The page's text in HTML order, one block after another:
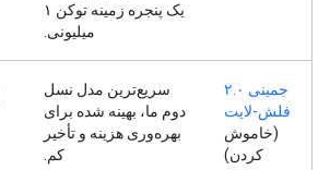
یک پنجره زمینه توکن ۱
میلیونی.
جمینی ۲.۰
فلش-لایت
(خاموش
کردن)
سریع‌ترین مدل نسل
دوم ما، بهینه شده برای
بهره‌وری هزینه و تأخیر
کم.